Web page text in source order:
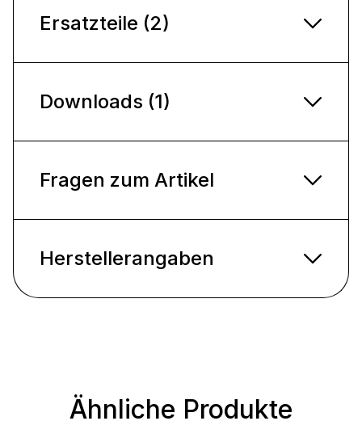
Ersatzteile (2)
Downloads (1)
Fragen zum Artikel
Herstellerangaben
Produktgalerie überspringen
Ähnliche Produkte